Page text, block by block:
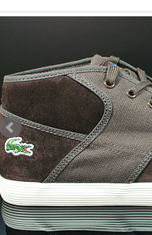
Mid CIW SPM LTH CNV